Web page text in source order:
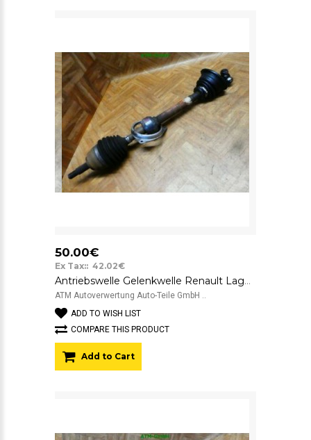
50.00€
Ex Tax:: 42.02€
Antriebswelle Gelenkwelle Renault Laguna 1 links Fahrerseite
ATM Autoverwertung Auto-Teile GmbH ..
ADD TO WISH LIST
COMPARE THIS PRODUCT
Add to Cart